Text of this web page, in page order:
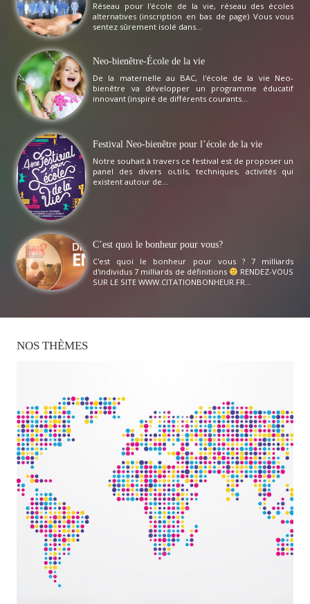
Réseau pour l'école de la vie, réseau des écoles
alternatives (inscription en bas de page) Vous vous
sentez sûrement isolé dans...
Neo-bienêtre-École de la vie
De la maternelle au BAC, l'école de la vie Neo-
bienêtre va développer un programme éducatif
innovant (inspiré de différents courants...
Festival Neo-bienêtre pour l’école de la vie
Notre souhait à travers ce festival est de proposer un
panel des divers outils, techniques, activités qui
existent autour de...
C’est quoi le bonheur pour vous?
C'est quoi le bonheur pour vous ? 7 milliards
d'individus 7 milliards de définitions
RENDEZ-VOUS
SUR LE SITE WWW.CITATIONBONHEUR.FR...
NOS THÈMES